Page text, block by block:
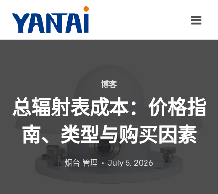
博客
总辐射表成本：价格指
南、类型与购买因素
烟台 管理 July 5, 2026